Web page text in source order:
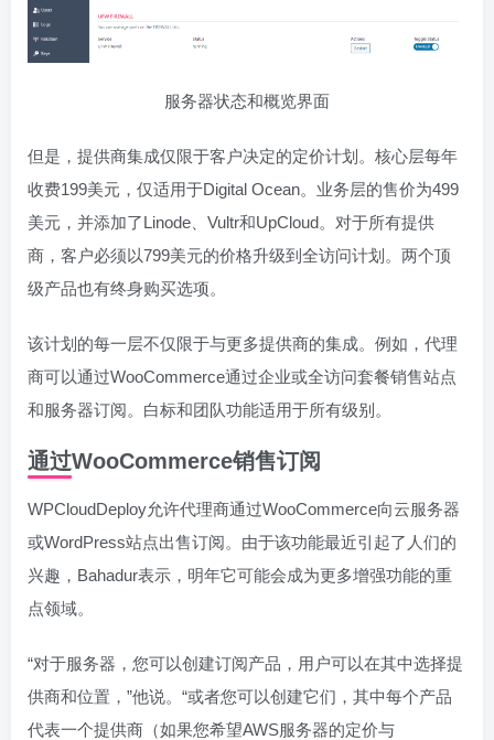
服务器状态和概览界面
但是，提供商集成仅限于客户决定的定价计划。核心层每年
收费199美元，仅适用于Digital Ocean。业务层的售价为499
美元，并添加了Linode、Vultr和UpCloud。对于所有提供
商，客户必须以799美元的价格升级到全访问计划。两个顶
级产品也有终身购买选项。
该计划的每一层不仅限于与更多提供商的集成。例如，代理
商可以通过WooCommerce通过企业或全访问套餐销售站点
和服务器订阅。白标和团队功能适用于所有级别。
通过WooCommerce销售订阅
WPCloudDeploy允许代理商通过WooCommerce向云服务器
或WordPress站点出售订阅。由于该功能最近引起了人们的
兴趣，Bahadur表示，明年它可能会成为更多增强功能的重
点领域。
“对于服务器，您可以创建订阅产品，用户可以在其中选择提
供商和位置，”他说。“或者您可以创建它们，其中每个产品
代表一个提供商（如果您希望AWS服务器的定价与